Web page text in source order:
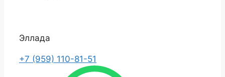
Эллада
+7 (959) 110-81-51